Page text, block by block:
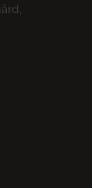
,